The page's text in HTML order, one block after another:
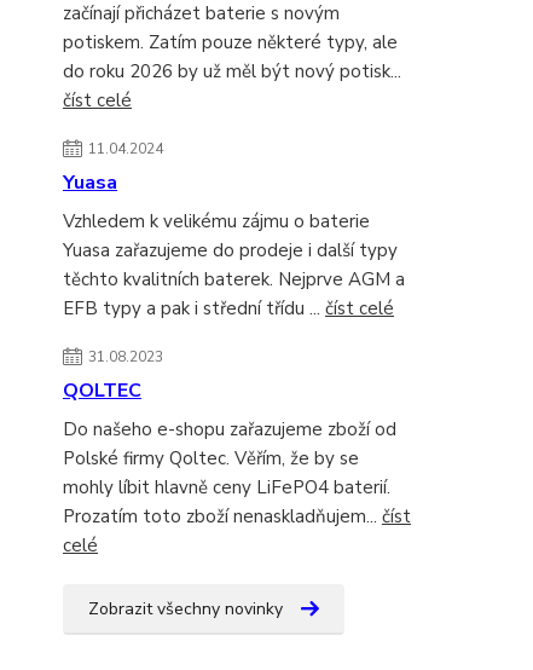
začínají přicházet baterie s novým
potiskem. Zatím pouze některé typy, ale
do roku 2026 by už měl být nový potisk...
číst celé
11.04.2024
Yuasa
Vzhledem k velikému zájmu o baterie
Yuasa zařazujeme do prodeje i další typy
těchto kvalitních baterek. Nejprve AGM a
EFB typy a pak i střední třídu ... číst celé
31.08.2023
QOLTEC
Do našeho e-shopu zařazujeme zboží od
Polské firmy Qoltec. Věřím, že by se
mohly líbit hlavně ceny LiFePO4 baterií.
Prozatím toto zboží nenaskladňujem... číst
celé
Zobrazit všechny novinky